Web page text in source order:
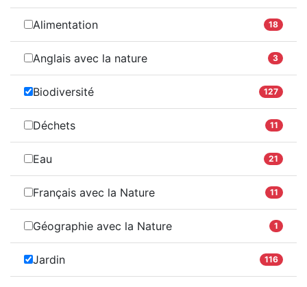
Alimentation 18
Anglais avec la nature 3
Biodiversité 127
Déchets 11
Eau 21
Français avec la Nature 11
Géographie avec la Nature 1
Jardin 116